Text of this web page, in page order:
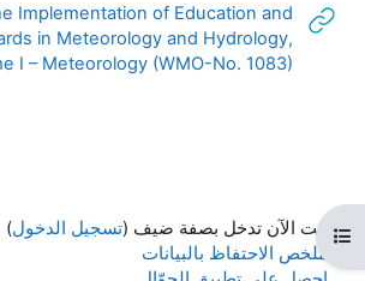
فتح فهرس المقرر
Implementation of Education and
in Meteorology and Hydrology,
I – Meteorology (WMO-No. 1083)
أنت الآن تدخل بصفة ضيف (تسجيل الدخول)
ملخص الاحتفاظ بالبيانات